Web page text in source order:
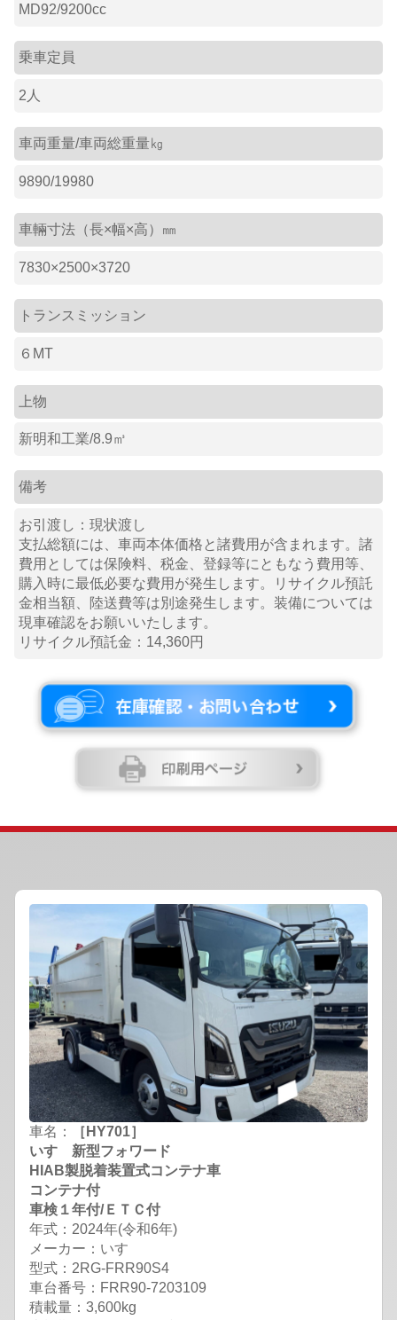
MD92/9200cc
乗車定員
2人
車両重量/車両総重量㎏
9890/19980
車輛寸法（長×幅×高）㎜
7830×2500×3720
トランスミッション
６MT
上物
新明和工業/8.9㎥
備考
お引渡し：現状渡し
支払総額には、車両本体価格と諸費用が含まれます。諸
費用としては保険料、税金、登録等にともなう費用等、
購入時に最低必要な費用が発生します。リサイクル預託
金相当額、陸送費等は別途発生します。装備については
現車確認をお願いいたします。
リサイクル預託金：14,360円
車名：
［HY701］
いすゞ新型フォワード
HIAB製脱着装置式コンテナ車
コンテナ付
車検１年付/ＥＴＣ付
年式：2024年(令和6年)
メーカー：いすゞ
型式：2RG-FRR90S4
車台番号：FRR90-7203109
積載量：3,600kg